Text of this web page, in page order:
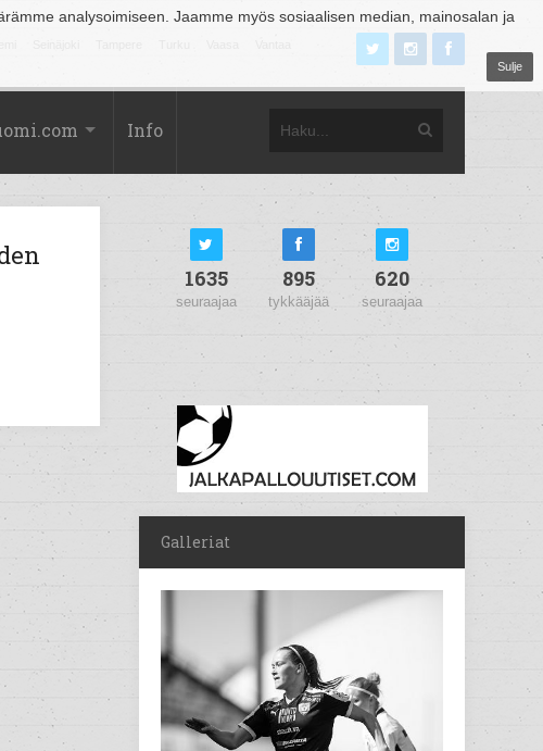
analysoimiseen. Jaamme myös sosiaalisen median, mainosalan ja
Sulje
Info
1635
seuraajaa
895
tykkääjää
620
seuraajaa
Galleriat